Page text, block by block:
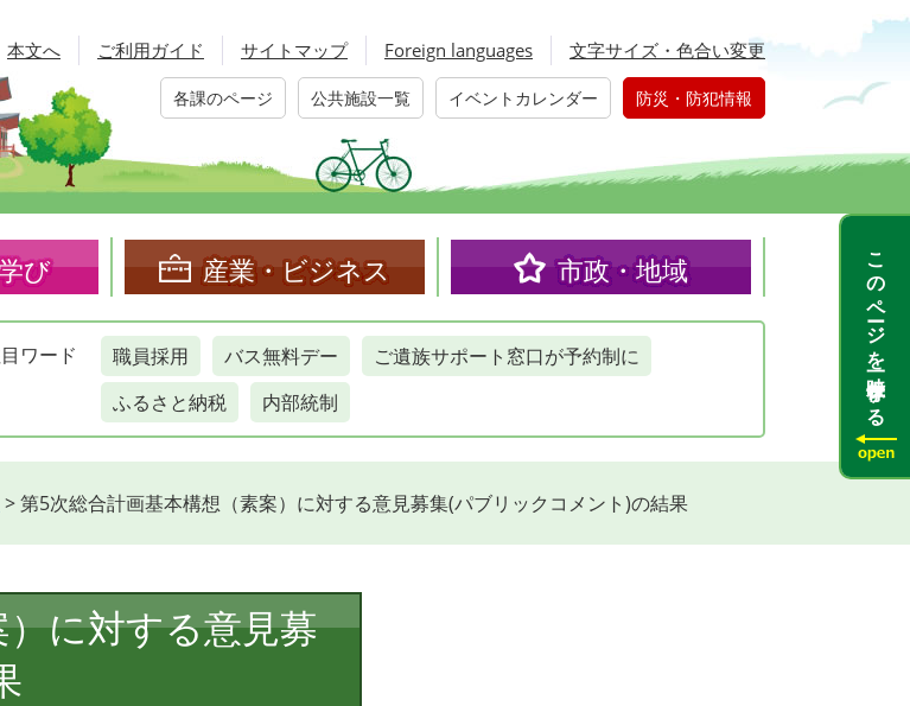
本文へ ご利用ガイド サイトマップ Foreign languages 文字サイズ・色合い変更
各課のページ 公共施設一覧 イベントカレンダー 防災・防犯情報
び 産業・ビジネス 市政・地域
ワード 職員採用 バス無料デー
ご遺族サポート窓口が予約制に
ふるさと納税
内部統制
>第5次総合計画基本構想（素案）に対する意見募集(パブリックコメント)の結果
に対する意見募
このページを一時保存する